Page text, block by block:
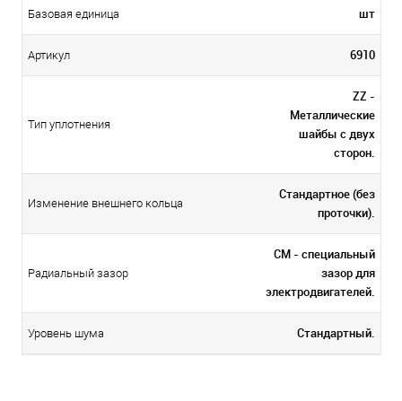
Базовая единица шт
Артикул 6910
Тип уплотнения
ZZ -
Металлические
шайбы с двух
сторон.
Изменение внешнего кольца
Стандартное (без
проточки).
Радиальный зазор
CM - специальный
зазор для
электродвигателей.
Уровень шума Стандартный.